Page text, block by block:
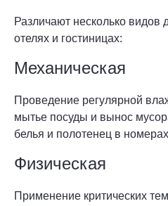
Различают несколько видов
отелях и гостиницах:
Механическая
Проведение регулярной
мытье посуды и вынос
белья и полотенец в
Физическая
Применение критических